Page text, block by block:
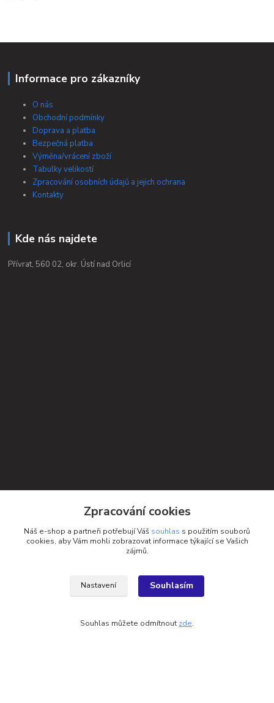
Informace pro zákazníky
O nás
Obchodní podmínky
Doprava a platba
Bezpečná platba
Výměna/vrácení zboží
Tabulky velikostí
Zpracování osobních údajů a jejich ochrana
Kontakty
Kde nás najdete
Přívrat, 560 02, okr. Ústí nad Orlicí
Zpracování cookies
Náš e-shop a partneři potřebují Váš souhlas s použitím souborů
cookies, aby Vám mohli zobrazovat informace týkající se Vašich
zájmů.
Nastavení Souhlasím
Souhlas můžete odmítnout zde.